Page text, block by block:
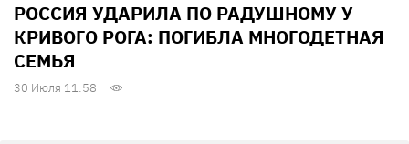
РОССИЯ УДАРИЛА ПО РАДУШНОМУ У
КРИВОГО РОГА: ПОГИБЛА МНОГОДЕТНАЯ
СЕМЬЯ
30 Июля 11:58